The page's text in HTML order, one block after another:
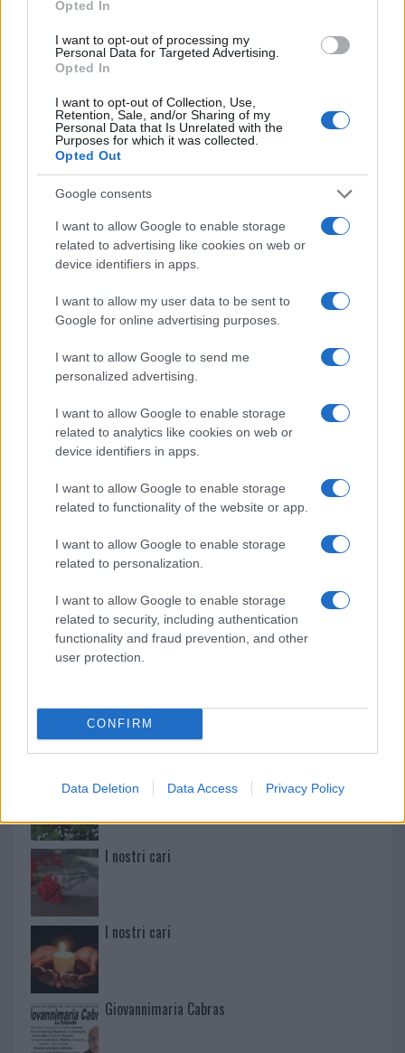
Opted In
I want to opt-out of processing my
Personal Data for Targeted Advertising.
Opted In
I want to opt-out of Collection, Use,
Retention, Sale, and/or Sharing of my
Personal Data that Is Unrelated with the
Purposes for which it was collected.
Opted Out
Google consents
I want to allow Google to enable storage
related to advertising like cookies on web or
device identifiers in apps.
I want to allow my user data to be sent to
Google for online advertising purposes.
I want to allow Google to send me
personalized advertising.
I want to allow Google to enable storage
related to analytics like cookies on web or
device identifiers in apps.
I want to allow Google to enable storage
related to functionality of the website or app.
I want to allow Google to enable storage
related to personalization.
I want to allow Google to enable storage
related to security, including authentication
functionality and fraud prevention, and other
user protection.
CONFIRM
Data Deletion Data Access Privacy Policy
Gallura, finti clienti svuotano le suite: furto da
50mila nel resort
protagonisti
Test tunnel Olbia: rampe chiuse ancora fino a
fine agosto
Aggius conquista la classifica delle mete più
amate dell’estate 2026
NECROLOGIE
Mario Malu
Paolo Pinna
Martina Agostina Diturco
I nostri cari
I nostri cari
I nostri cari
Giovannimaria Cabras